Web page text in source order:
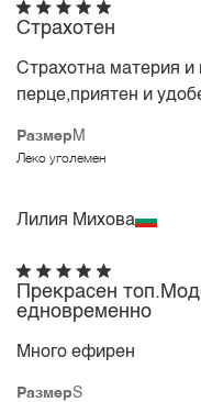
Размер M
Леко уголемен
Страхотен
Страхотна материя
перце,приятен и
Лилия Михова
РазмерS
Прекрасен
едновременно
Много ефирен